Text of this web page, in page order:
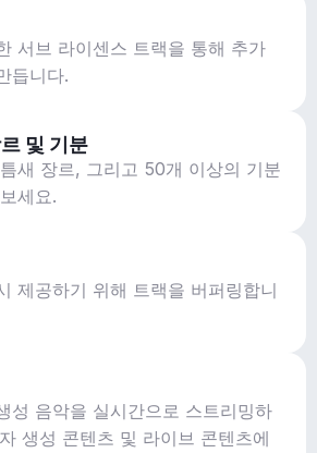
서브 라이센스 트랙을 통해 추가
듭니다.
및 기분
새 장르, 그리고 50개 이상의 기분
세요.
제공하기 위해 트랙을 버퍼링합니
성 음악을 실시간으로 스트리밍하
생성 콘텐츠 및 라이브 콘텐츠에